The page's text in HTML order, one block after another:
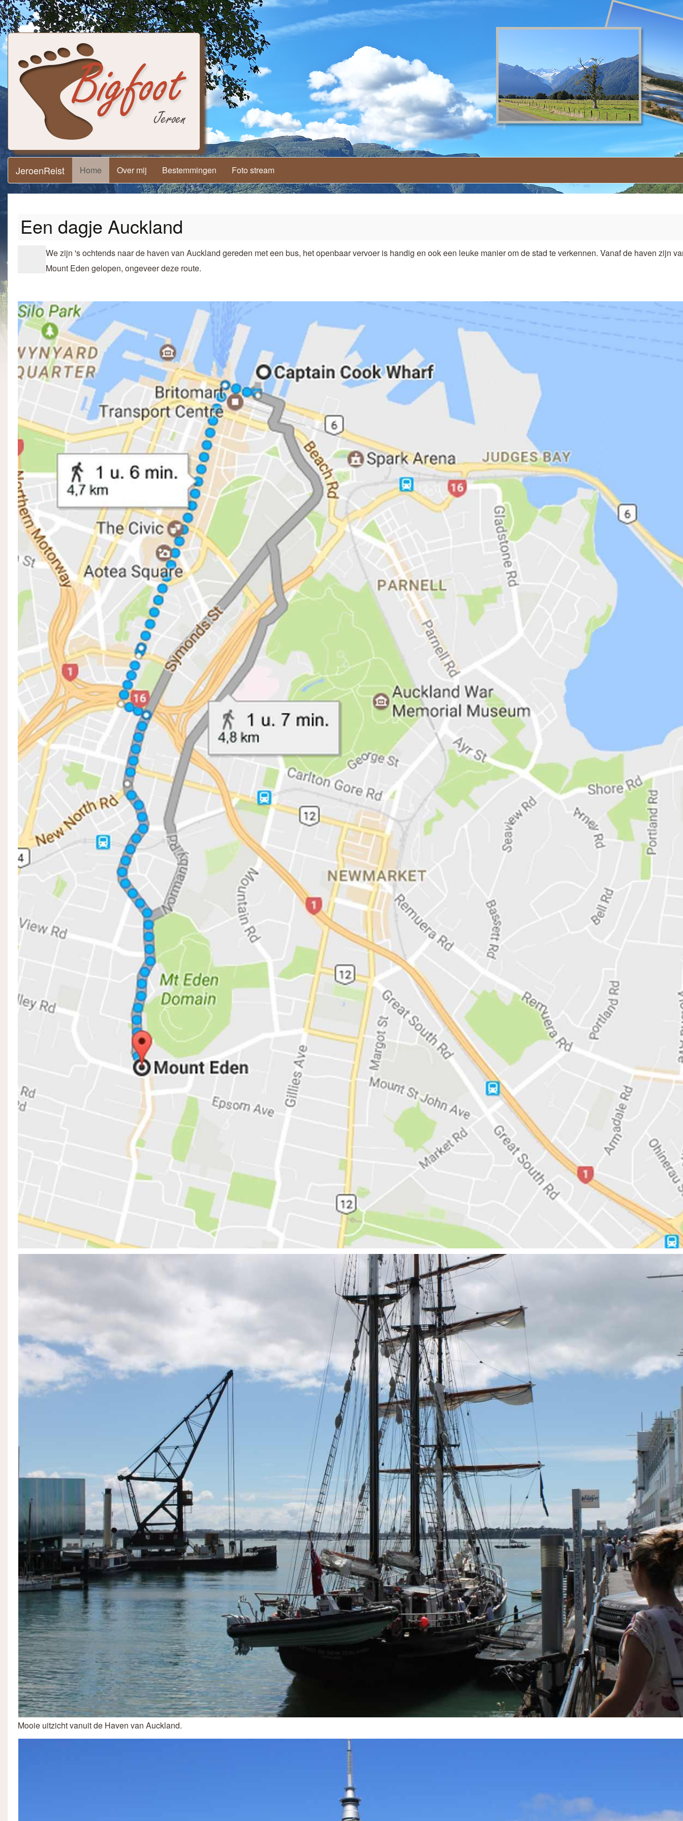
JeroenReist Home Over mij Bestemmingen Foto stream
Een dagje Auckland
We zijn 's ochtends naar de haven van Auckland gereden met een bus, het openbaar vervoer is handig en ook een leuke manier om de stad te verkennen. Vanaf de haven zijn
Mount Eden gelopen, ongeveer deze route.
Mooie uitzicht vanuit de Haven van Auckland.